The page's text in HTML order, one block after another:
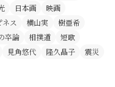
日本画
映画
ス 横山実
樹亜希
卒論 相撲道
短歌
見角悠代 隆久晶子
震災